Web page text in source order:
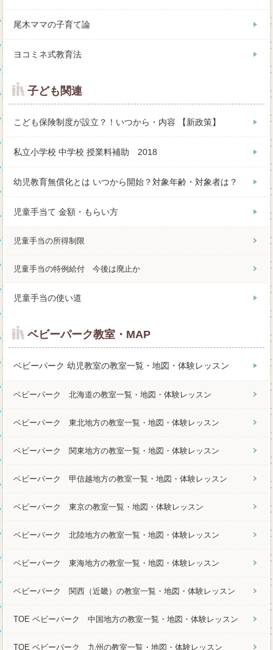
尾木ママの子育て論
ヨコミネ式教育法
子ども関連
こども保険制度が設立？！いつから・内容 【新政策】
私立小学校 中学校 授業料補助 2018
幼児教育無償化とは いつから開始？対象年齢・対象者は？
児童手当て 金額・もらい方
児童手当の所得制限
児童手当の特例給付 今後は廃止か
児童手当の使い道
ベビーパーク教室・MAP
ベビーパーク 幼児教室の教室一覧・地図・体験レッスン
ベビーパーク 北海道の教室一覧・地図・体験レッスン
ベビーパーク 東北地方の教室一覧・地図・体験レッスン
ベビーパーク 関東地方の教室一覧・地図・体験レッスン
ベビーパーク 甲信越地方の教室一覧・地図・体験レッスン
ベビーパーク 東京の教室一覧・地図・体験レッスン
ベビーパーク 北陸地方の教室一覧・地図・体験レッスン
ベビーパーク 東海地方の教室一覧・地図・体験レッスン
ベビーパーク 関西（近畿）の教室一覧・地図・体験レッスン
TOE ベビーパーク 中国地方の教室一覧・地図・体験レッスン
TOE ベビーパーク 九州の教室一覧・地図・体験レッスン